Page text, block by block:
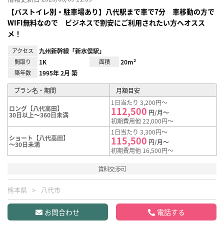
【バストイレ別・駐車場あり】八代駅まで車で7分 車移動の方で
WIFI無料なので ビジネスで割安にご利用されたい方へオスス
メ！
アクセス 九州新幹線「新水俣駅」
間取り 1K 面積 20m²
築年数 1995年 2月 築
プラン名・期間 月額目安
ロング【八代高田】
30日以上～360日未満
1日当たり 3,200円～
112,500 円/月～
初期費用他 22,000円～
ショート【八代高田】
～30日未満
1日当たり 3,300円～
115,500 円/月～
初期費用他 16,500円～
賃料交渉可
熊本県 八代市
お問合わせ 電話する